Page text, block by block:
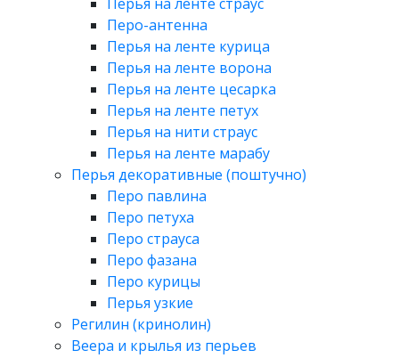
Перо-антенна
Перья на ленте курица
Перья на ленте ворона
Перья на ленте цесарка
Перья на ленте петух
Перья на нити страус
Перья на ленте марабу
Перья декоративные (поштучно)
Перо павлина
Перо петуха
Перо страуса
Перо фазана
Перо курицы
Перья узкие
Регилин (кринолин)
Веера и крылья из перьев